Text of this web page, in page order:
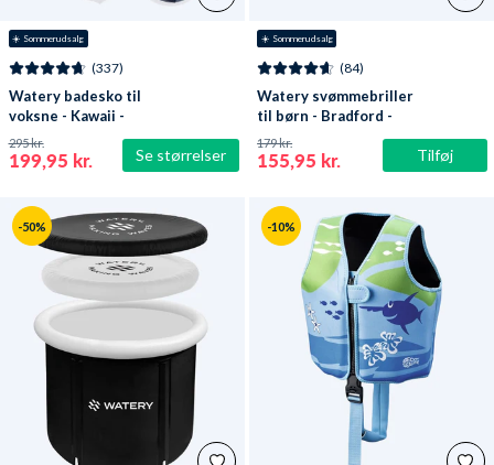
☀️ Sommerudsalg
Se størrelser
(337)
Watery badesko til
voksne - Kawaii -
Mørkeblå
199,95 kr.
295 kr.
☀️ Sommerudsalg
Tilføj
(84)
Watery svømmebriller
til børn - Bradford -
Blå/hvid
155,95 kr.
179 kr.
-50% -10%